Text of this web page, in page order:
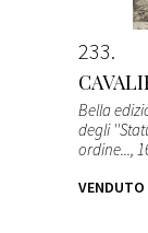
233
Bella
degli
ordine...,
VENDUTO